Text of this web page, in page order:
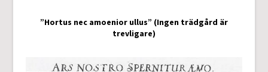
”Hortus nec amoenior ullus” (Ingen trädgård är
trevligare)